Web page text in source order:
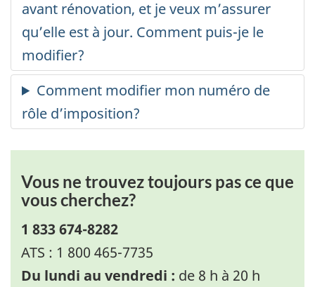
Vous ne trouvez toujours pas ce que
vous cherchez?
1 833 674-8282
ATS : 1 800 465-7735
Du lundi au vendredi : de 8 h à 20 h